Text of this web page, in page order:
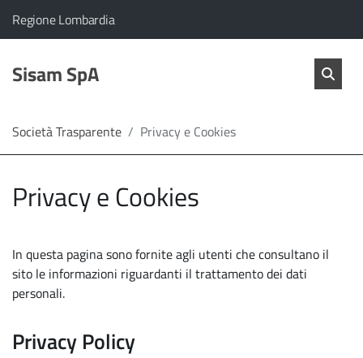
Home
Servizi
diretta
Il comune di Sisam SpA appartiene a:
Regione Lombardia(Apre il link in una nuova scheda)
Sisam SpA salta
Società Trasparente Privacy e Cookies
Privacy e Cookies
In questa pagina sono fornite agli utenti che consultano il
sito le informazioni riguardanti il trattamento dei dati
personali.
Privacy Policy